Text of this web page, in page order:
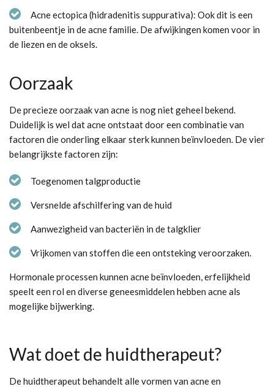
Acne ectopica (hidradenitis suppurativa): Ook dit is een
buitenbeentje in de acne familie. De afwijkingen komen voor in
de liezen en de oksels.
Oorzaak
De precieze oorzaak van acne is nog niet geheel bekend.
Duidelijk is wel dat acne ontstaat door een combinatie van
factoren die onderling elkaar sterk kunnen beïnvloeden. De vier
belangrijkste factoren zijn:
Toegenomen talgproductie
Versnelde afschilfering van de huid
Aanwezigheid van bacteriën in de talgklier
Vrijkomen van stoffen die een ontsteking veroorzaken.
Hormonale processen kunnen acne beïnvloeden, erfelijkheid
speelt een rol en diverse geneesmiddelen hebben acne als
mogelijke bijwerking.
Wat doet de huidtherapeut?
De huidtherapeut behandelt alle vormen van acne en